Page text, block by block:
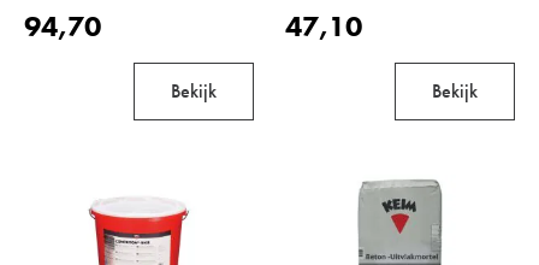
94,70
Bekijk
47,10
Bekijk